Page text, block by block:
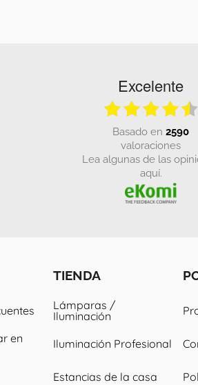
Excelente
basado en 2590
valoraciones
Lea algunas de las opiniones
aquí.
en
TIENDA
Lámparas /
Iluminación
Iluminación Profesional
Estancias de la casa